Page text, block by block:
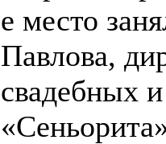
е место
Павлова,
свадебных